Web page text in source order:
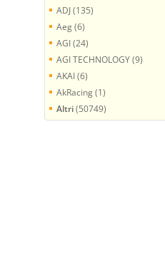
ADJ (135)
Aeg (6)
AGI (24)
AGI TECHNOLOGY (9)
AKAI (6)
AkRacing (1)
Altri(50749)